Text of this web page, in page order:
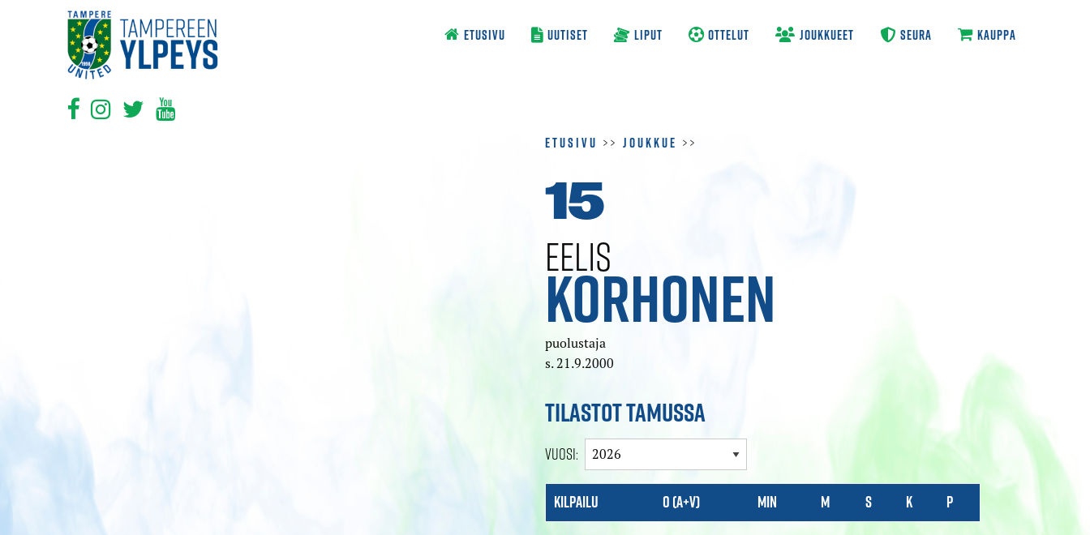
ETUSIVU UUTISET LIPUT OTTELUT JOUKKUEET SEURA KAUPPA
Etusivu >> Joukkue >>
15
EELIS
KORHONEN
puolustaja
s. 21.9.2000
TILASTOT TAMUSSA
Vuosi:
Kilpailu O (A+V) Min M S K P